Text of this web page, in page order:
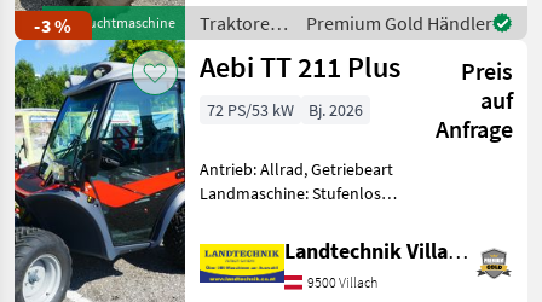
-3 %Gebrauchtmaschine
540/750,
Höchstgeschwindigkeit in
km/h: 40 km/h, Aufladung:
Turbolader m
Traktoren
/ New
Holland
Premium Gold Händler
Aebi TT 211 Plus
Preis
auf
Anfrage
72 PS/53 kW Bj. 2026
Antrieb: Allrad, Getriebeart
Landmaschine: Stufenloses
Höchstgeschwindigkeit in
km/h: 40 km/h, Abgasstufe:
-/Stage V, Fronthydraulik,
Landtechnik Villach GmbH
9500 Villach